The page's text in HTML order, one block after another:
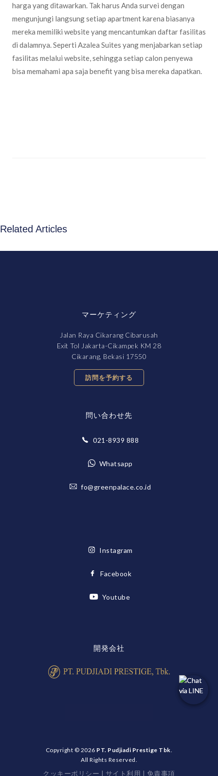
harga yang ditawarkan. Tak harus Anda survei dengan
mengunjungi langsung setiap apartment karena biasanya
mereka memiliki website yang mencantumkan daftar fasilitas
di dalamnya. Seperti Azalea Suites yang menjabarkan setiap
fasilitas melalui website, sehingga setiap calon penyewa
bisa memahami apa saja benefit yang bisa mereka dapatkan.
Related Articles
マーケティング
Jalan Raya Cikarang Cibarusah
Exit Tol Jakarta-Cikampek KM 28
Cikarang, Bekasi 17550
訪問を予約する
問い合わせ先
021-8939 888
Whatsapp
fo@greenpalace.co.id
Instagram
Facebook
Youtube
開発会社
Copyright © 2026 PT. Pudjiadi Prestige Tbk
All Rights Reserved.
クッキーポリシー | サイト利用 | 免責事項